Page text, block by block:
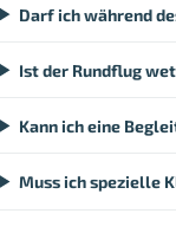
Darf ich während
Ist der Rundflug
Kann ich eine
Muss ich spezielle